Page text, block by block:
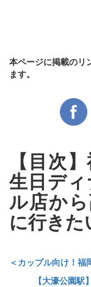
本ページに掲載のリ
ます。
【目次
生日デ
ル店か
に行き
＜カップル向け！福
【大濠公園駅